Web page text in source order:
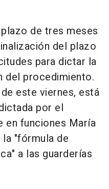
de tres meses
del plazo
para dictar la
del procedimiento.
este viernes, está
por el
en funciones María
"fórmula de
a las guarderías